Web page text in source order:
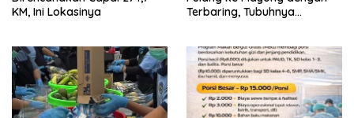
KM, Ini Lokasinya
Terbaring, Tubuhnya